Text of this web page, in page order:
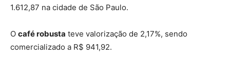
1.612,87 na cidade de São Paulo.
O café robusta teve valorização de 2,17%, sendo
comercializado a R$ 941,92.